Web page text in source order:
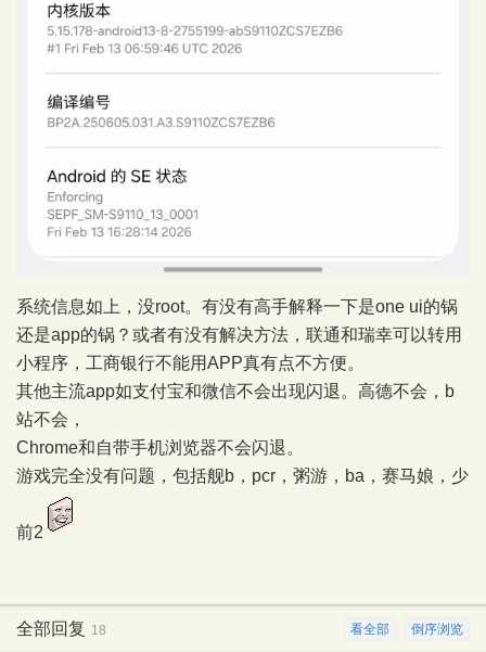
系统信息如上，没root。有没有高手解释一下是one ui的锅
还是app的锅？或者有没有解决方法，联通和瑞幸可以转用
小程序，工商银行不能用APP真有点不方便。
其他主流app如支付宝和微信不会出现闪退。高德不会，b
站不会，
Chrome和自带手机浏览器不会闪退。
游戏完全没有问题，包括舰b，pcr，粥游，ba，赛马娘，少
前2
倒序浏览
看全部
全部回复 18